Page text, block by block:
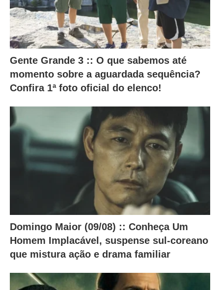
s
a
l
e
m
o
ú
d
o
a
b
Gente Grande 3 :: O que sabemos até
momento sobre a aguardada sequência?
Confira 1ª foto oficial do elenco!
Domingo Maior (09/08) :: Conheça Um
Homem Implacável, suspense sul-coreano
que mistura ação e drama familiar